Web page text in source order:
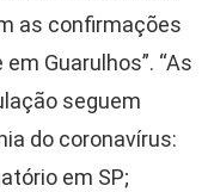
as confirmações
Guarulhos”. “As
seguem
do coronavírus:
em SP;